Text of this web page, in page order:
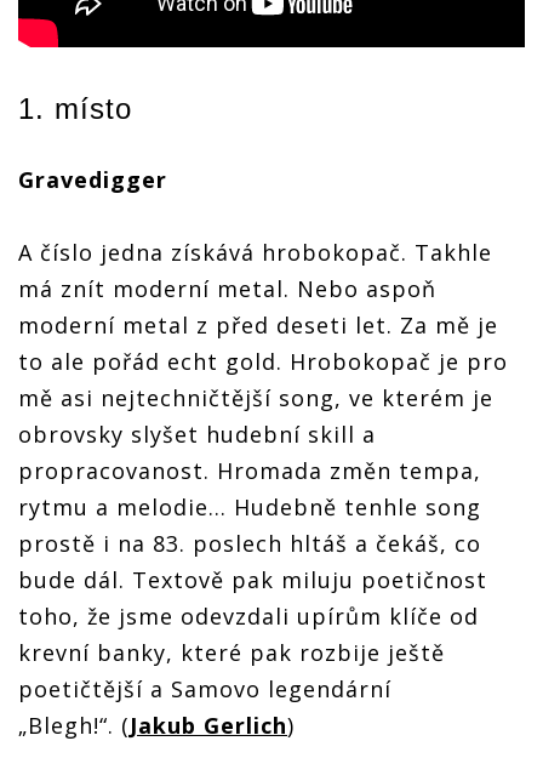
1. místo
Gravedigger
A číslo jedna získává hrobokopač. Takhle
má znít moderní metal. Nebo aspoň
moderní metal z před deseti let. Za mě je
to ale pořád echt gold. Hrobokopač je pro
mě asi nejtechničtější song, ve kterém je
obrovsky slyšet hudební skill a
propracovanost. Hromada změn tempa,
rytmu a melodie… Hudebně tenhle song
prostě i na 83. poslech hltáš a čekáš, co
bude dál. Textově pak miluju poetičnost
toho, že jsme odevzdali upírům klíče od
krevní banky, které pak rozbije ještě
poetičtější a Samovo legendární
„Blegh!“. (Jakub Gerlich)